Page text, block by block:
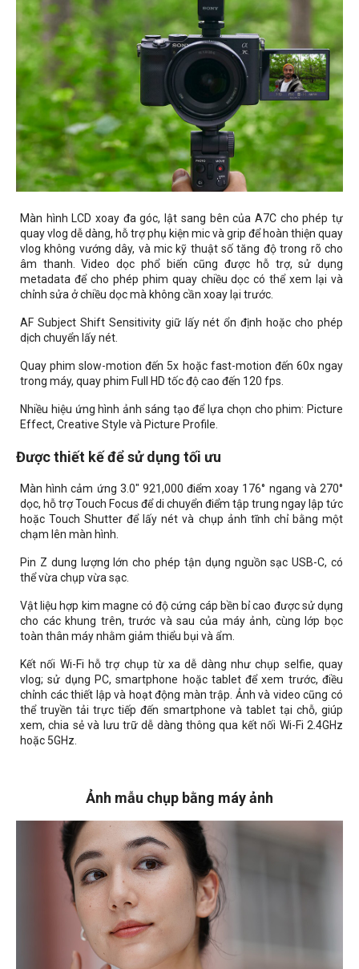
Màn hình LCD xoay đa góc, lật sang bên của A7C cho phép tự
quay vlog dễ dàng, hỗ trợ phụ kiện mic và grip để hoàn thiện quay
vlog không vướng dây, và mic kỹ thuật số tăng độ trong rõ cho
âm thanh. Video dọc phổ biến cũng được hỗ trợ, sử dụng
metadata để cho phép phim quay chiều dọc có thể xem lại và
chỉnh sửa ở chiều dọc mà không cần xoay lại trước.
AF Subject Shift Sensitivity giữ lấy nét ổn định hoặc cho phép
dịch chuyển lấy nét.
Quay phim slow-motion đến 5x hoặc fast-motion đến 60x ngay
trong máy, quay phim Full HD tốc độ cao đến 120 fps.
Nhiều hiệu ứng hình ảnh sáng tạo để lựa chọn cho phim: Picture
Effect, Creative Style và Picture Profile.
Được thiết kế để sử dụng tối ưu
Màn hình cảm ứng 3.0" 921,000 điểm xoay 176° ngang và 270°
dọc, hỗ trợ Touch Focus để di chuyển điểm tập trung ngay lập tức
hoặc Touch Shutter để lấy nét và chụp ảnh tĩnh chỉ bằng một
chạm lên màn hình.
Pin Z dung lượng lớn cho phép tận dụng nguồn sạc USB-C, có
thể vừa chụp vừa sạc.
Vật liệu hợp kim magne có độ cứng cáp bền bỉ cao được sử dụng
cho các khung trên, trước và sau của máy ảnh, cùng lớp bọc
toàn thân máy nhằm giảm thiểu bụi và ẩm.
Kết nối Wi-Fi hỗ trợ chụp từ xa dễ dàng như chụp selfie, quay
vlog; sử dụng PC, smartphone hoặc tablet để xem trước, điều
chỉnh các thiết lập và hoạt động màn trập. Ảnh và video cũng có
thể truyền tải trực tiếp đến smartphone và tablet tại chỗ, giúp
xem, chia sẻ và lưu trữ dễ dàng thông qua kết nối Wi-Fi 2.4GHz
hoặc 5GHz.
Ảnh mẫu chụp bằng máy ảnh